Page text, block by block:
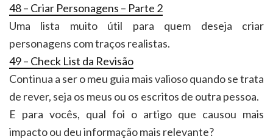
48 – Criar Personagens – Parte 2
Uma lista muito útil para quem deseja criar
personagens com traços realistas.
49 – Check List da Revisão
Continua a ser o meu guia mais valioso quando se trata
de rever, seja os meus ou os escritos de outra pessoa.
E para vocês, qual foi o artigo que causou mais
impacto ou deu informação mais relevante?